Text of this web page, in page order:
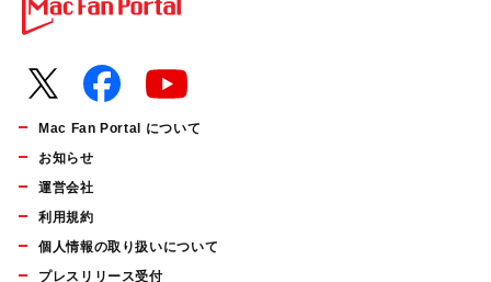
Mac Fan Portal について
お知らせ
運営会社
利用規約
個人情報の取り扱いについて
プレスリリース受付